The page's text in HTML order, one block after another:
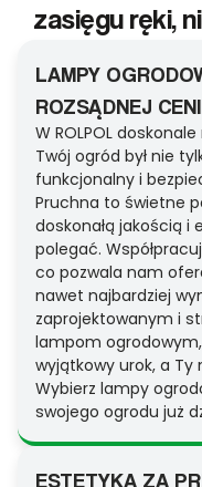
zasięgu ręki,
LAMPY
ROZSĄDNEJ
W ROLPOL
Twój ogród był nie
funkcjonalny i
Pruchna to świetne
doskonałą jakością i
polegać.
co pozwala nam
nawet najbardziej
zaprojektowanym i
lampom
wyjątkowy urok, a
Wybierz lampy
swojego ogrodu już
ESTETYKA ZA